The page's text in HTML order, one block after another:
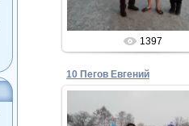
1397
10 Пегов Евгений